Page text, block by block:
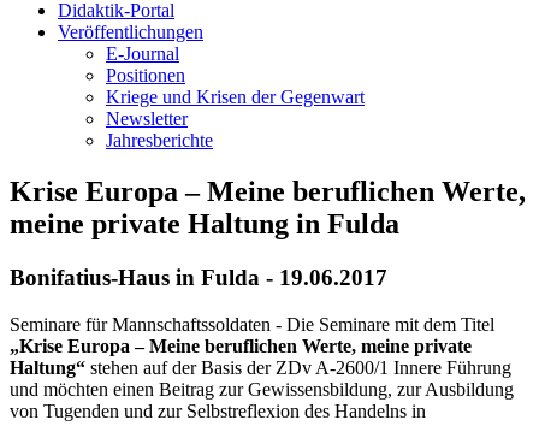
Didaktik-Portal
Veröffentlichungen
E­-Journal
Positionen
Kriege und Krisen der Gegenwart
Newsletter
Jahresberichte
Krise Europa – Meine beruflichen Werte,
meine private Haltung in Fulda
Bonifatius-Haus in Fulda - 19.06.2017
Seminare für Mannschaftssoldaten - Die Seminare mit dem Titel
„Krise Europa – Meine beruflichen Werte, meine private
Haltung“ stehen auf der Basis der ZDv A-2600/1 Innere Führung
und möchten einen Beitrag zur Gewissensbildung, zur Ausbildung
von Tugenden und zur Selbstreflexion des Handelns in